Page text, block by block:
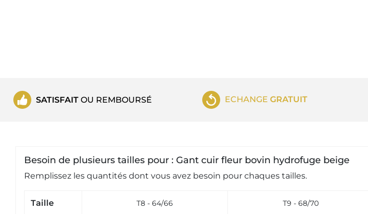
SATISFAITOU REMBOURSÉ ECHANGEGRATUIT
Besoin de plusieurs tailles pour : Gant cuir fleur bovin hydrofuge beige
Remplissez les quantités dont vous avez besoin pour chaques tailles.
Taille T8 - 64/66 T9 - 68/70